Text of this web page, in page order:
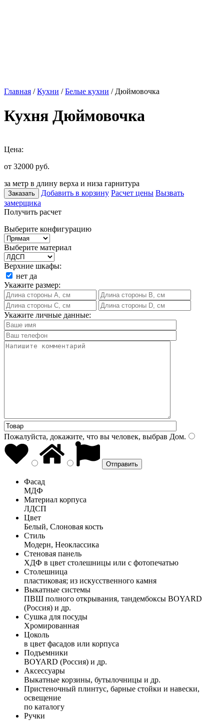
Главная /Кухни /Белые кухни / Дюймовочка
Кухня Дюймовочка
Цена:
от 32000 руб.
за метр в длину верха и низа гарнитура
Заказать Добавить в корзину Расчет цены Вызвать
замерщика
Получить расчет
Выберите конфигурацию
Выберите материал
Верхние шкафы:
нет да
Укажите размер:
Укажите личные данные:
Пожалуйста, докажите, что вы человек, выбрав Дом.
Фасад
МДФ
Материал корпуса
ЛДСП
Цвет
Белый, Слоновая кость
Стиль
Модерн, Неоклассика
Стеновая панель
ХДФ в цвет столешницы или с фотопечатью
Столешница
пластиковая; из искусственного камня
Выкатные системы
ПВШ полного открывания, тандембоксы BOYARD
(Россия) и др.
Сушка для посуды
Хромированная
Цоколь
в цвет фасадов или корпуса
Подъемники
BOYARD (Россия) и др.
Аксессуары
Выкатные корзины, бутылочницы и др.
Пристеночный плинтус, барные стойки и навески,
освещение
по каталогу
Ручки